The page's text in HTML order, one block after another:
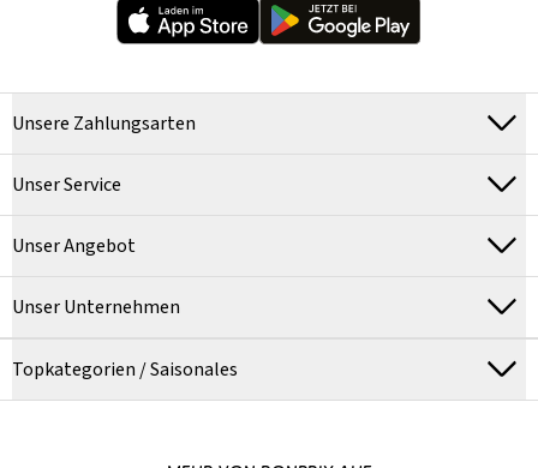
Unsere Zahlungsarten
Unser Service
Unser Angebot
Unser Unternehmen
Topkategorien / Saisonales